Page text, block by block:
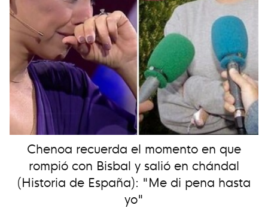
Chenoa recuerda el momento en que
rompió con Bisbal y salió en chándal
(Historia de España): "Me di pena hasta
yo"